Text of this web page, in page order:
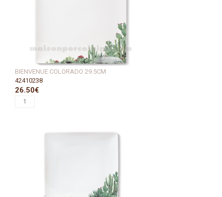
BIENVENUE COLORADO 29.5CM
42410238
26.50€